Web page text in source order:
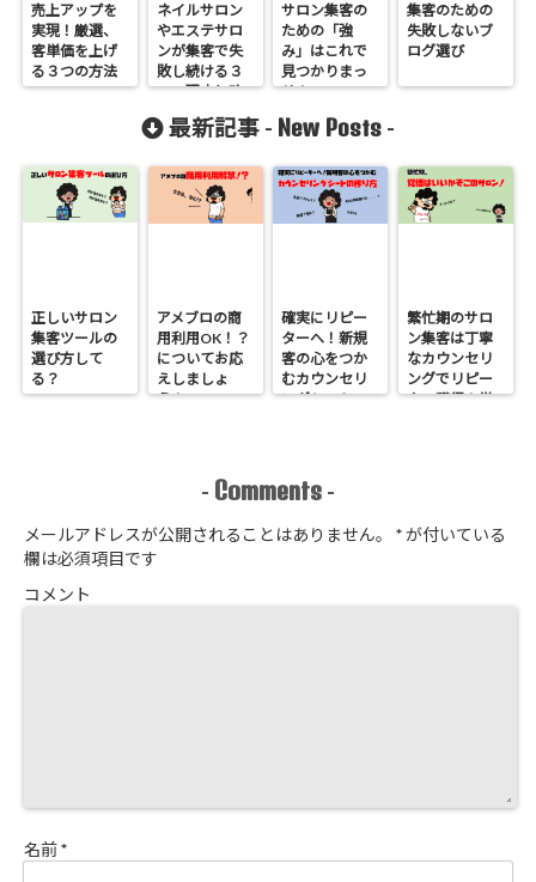
売上アップを
実現！厳選、
客単価を上げ
る３つの方法
ネイルサロン
やエステサロ
ンが集客で失
敗し続ける３
つの理由と改
善策をお話し
ちゃいます！
サロン集客の
ための「強
み」はこれで
見つかりまっ
せ！
集客のための
失敗しないブ
ログ選び
最新記事 - New Posts -
正しいサロン
集客ツールの
選び方して
る？
アメブロの商
用利用OK！？
についてお応
えしましょ
う！
確実にリピー
ターへ！新規
客の心をつか
むカウンセリ
ングシートの
繁忙期のサロ
ン集客は丁寧
なカウンセリ
ングでリピー
ター獲得！覚
- Comments -
メールアドレスが公開されることはありません。 *が付いている
欄は必須項目です
コメント
名前*